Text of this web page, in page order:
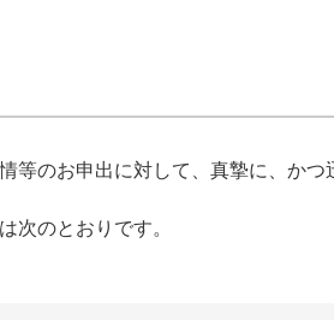
等のお申出に対して、真摯に、かつ
次のとおりです。